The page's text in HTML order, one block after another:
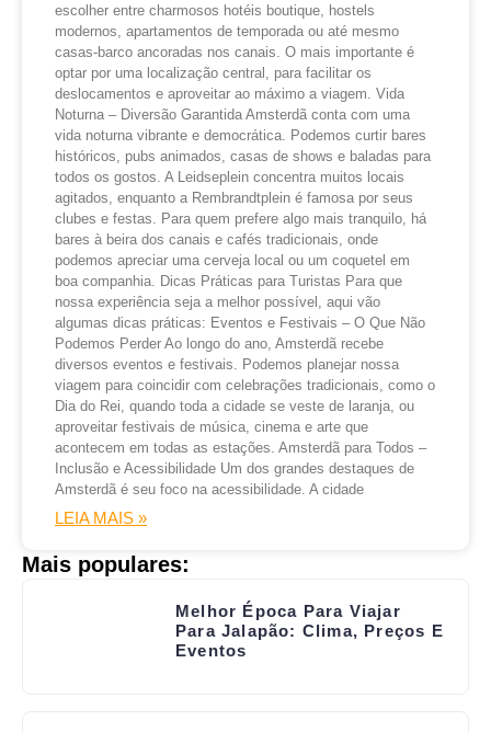
escolher entre charmosos hotéis boutique, hostels
modernos, apartamentos de temporada ou até mesmo
casas-barco ancoradas nos canais. O mais importante é
optar por uma localização central, para facilitar os
deslocamentos e aproveitar ao máximo a viagem. Vida
Noturna – Diversão Garantida Amsterdã conta com uma
vida noturna vibrante e democrática. Podemos curtir bares
históricos, pubs animados, casas de shows e baladas para
todos os gostos. A Leidseplein concentra muitos locais
agitados, enquanto a Rembrandtplein é famosa por seus
clubes e festas. Para quem prefere algo mais tranquilo, há
bares à beira dos canais e cafés tradicionais, onde
podemos apreciar uma cerveja local ou um coquetel em
boa companhia. Dicas Práticas para Turistas Para que
nossa experiência seja a melhor possível, aqui vão
algumas dicas práticas: Eventos e Festivais – O Que Não
Podemos Perder Ao longo do ano, Amsterdã recebe
diversos eventos e festivais. Podemos planejar nossa
viagem para coincidir com celebrações tradicionais, como o
Dia do Rei, quando toda a cidade se veste de laranja, ou
aproveitar festivais de música, cinema e arte que
acontecem em todas as estações. Amsterdã para Todos –
Inclusão e Acessibilidade Um dos grandes destaques de
Amsterdã é seu foco na acessibilidade. A cidade
LEIA MAIS »
Mais populares:
Melhor Época Para Viajar
Para Jalapão: Clima, Preços E
Eventos